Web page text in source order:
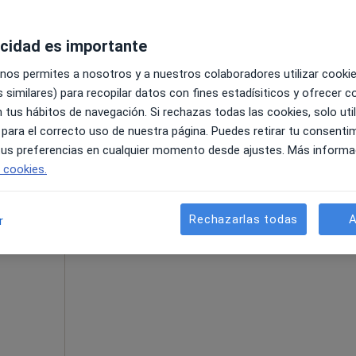
60 €
La reserva de cita online no está
Pedir una cita
es importante
permites a nosotros y a nuestros colaboradores utilizar
similares) para recopilar datos con fines estadísiticos y ofrecer
tus hábitos de navegación. Si rechazas todas las cookies, solo
el correcto uso de nuestra página. Puedes retirar tu
preferencias en cualquier momento desde ajustes. Más
Rechazarlas todas